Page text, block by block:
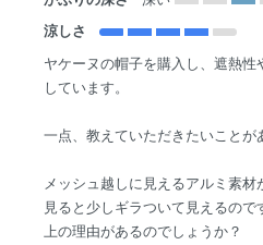
涼しさ
ヤケーヌの帽子を購入し、遮熱性
しています。
一点、教えていただきたいことが
メッシュ越しに見えるアルミ素
見ると少しギラついて見えるの
上の理由があるのでしょうか？